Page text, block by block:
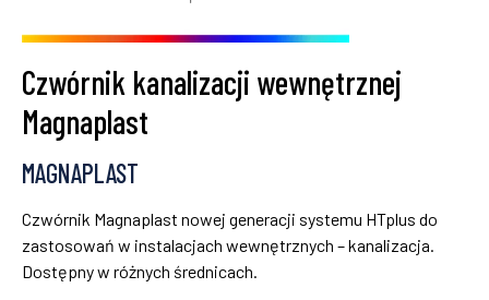
Czwórnik kanalizacji wewnętrznej
Magnaplast
MAGNAPLAST
Czwórnik Magnaplast nowej generacji systemu HTplus do
zastosowań w instalacjach wewnętrznych – kanalizacja.
Dostępny w różnych średnicach.